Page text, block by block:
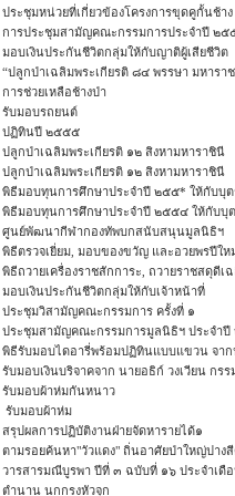
ประชุมหน่วยที่เกี่ยวข้องโครงการขุดคูกั้นช้าง
การประชุมสามัญคณะกรรมการประจำปี ๒๕
มอบเงินประกันชีวิตกลุ่มให้กับญาติผู้เสียชีวิต
“ปลูกป่าเฉลิมพระเกียรติ ๘๔ พรรษา มหาราช
การช่วยเหลือช้างป่า
รับมอบรถยนต์
ปฏิทินปี ๒๕๕๕
ปลูกป่าเฉลิมพระเกียรติ ๑๒ สิงหามหาราชินี
ปลูกป่าเฉลิมพระเกียรติ ๑๒ สิงหามหาราชินี
พิธีมอบทุนการศึกษาประจำปี ๒๕๕* ให้กับบุ
พิธีมอบทุนการศึกษาประจำปี ๒๕๕๔ ให้กับบุ
ศูนย์พัฒนากีฬากองทัพบกสนับสนุนมูลนิธิฯ
พิธีตรวจเยี่ยม, มอบของขวัญ และอวยพรปีใ
พิธีถวายเครื่องราชสักการะ, ถวายราชสดุดี
มอบเงินประกันชีวิตกลุ่มให้กับเจ้าหน้าที่
ประชุมวิสามัญคณะกรรมการ ครั้งที่ ๑
ประชุมสามัญคณะกรรมการมูลนิธิฯ ประจำ
พิธีรับมอบไดอารี่พร้อมปฏิทินแบบแขวน จาก
รับมอบเงินบริจาคจาก นายอธิก์ วงเวียน กร
รับมอบผ้าห่มกันหนาว
รับมอบผ้าห่ม
สรุปผลการปฏิบัติงานฝ่ายจัดหารายได้๑
ตามรอยค้นหา"วัวแดง" ถิ่นอาศัยป่าใหญ่ปาง
วารสารมณีบูรพา ปีที่ ๓ ฉบับที่ ๑๖ ประจำเดื
ตำนาน นกกรงหัวจุก